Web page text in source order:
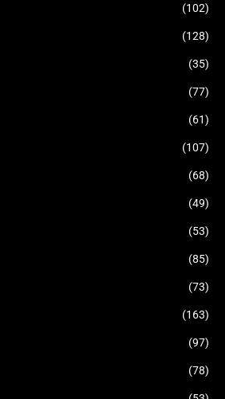
(102)
(128)
(35)
(77)
(61)
(107)
(68)
(49)
(53)
(85)
(73)
(163)
(97)
(78)